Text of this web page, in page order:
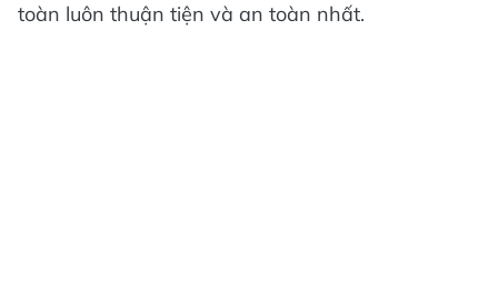
toàn luôn thuận tiện và an toàn nhất.